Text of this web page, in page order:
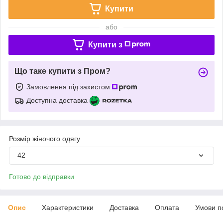
Купити
або
Купити з
Що таке купити з Пром?
Замовлення під захистом
Доступна доставка
Розмір жіночого одягу
42
Готово до відправки
Опис Характеристики Доставка Оплата Умови